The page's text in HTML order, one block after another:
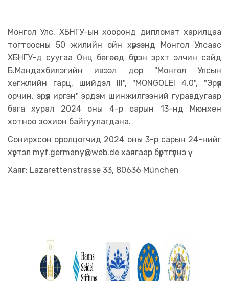
Монгол Улс, ХБНГУ-ын хооронд дипломат харилцаа
тогтоосны 50 жилийн ойн хүрээнд Монгол Улсаас
ХБНГУ-д суугаа Онц бөгөөд бүрэн эрхт элчин сайд
Б.Мандахбилэгийн ивээл дор "Монгол Улсын
хөгжлийн гарц, шийдэл III", "MONGOLEI 4.0", "Эрүүл
орчин, эрүүл иргэн" эрдэм шинжилгээний гуравдугаар
бага хурал 2024 оны 4-р сарын 13-нд Мюнхен
хотноо зохион байгуулагдана.
Сонирхсон оролцогчид 2024 оны 3-р сарын 24-нийг
хүртэл myf.germany@web.de хаягаар бүртгүүлнэ үү.
Хаяг: Lazarettenstrasse 33, 80636 München